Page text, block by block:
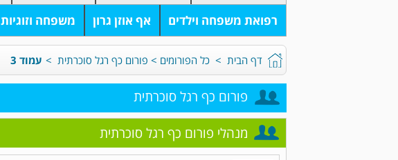
רפואת משפחה וילדים אף אוזן גרון משפחה וזוגיות
דף הבית > כל הפורומים > פורום כף רגל סוכרתית > עמוד 3
פורום כף רגל סוכרתית
מנהלי פורום כף רגל סוכרתית